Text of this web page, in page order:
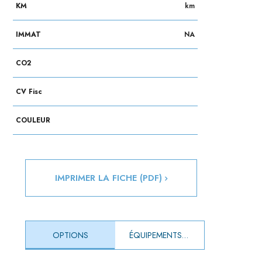
KM km
IMMAT NA
CO2
CV Fisc
COULEUR
IMPRIMER LA FICHE (PDF)
OPTIONS ÉQUIPEMENTS DE SÉRIE